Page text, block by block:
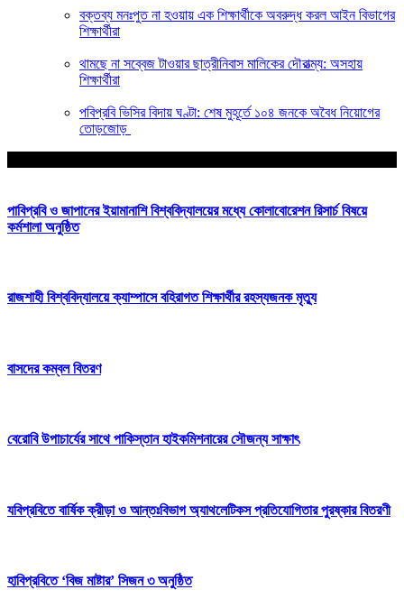
বক্তব্য মনঃপুত না হওয়ায় এক শিক্ষার্থীকে অবরুদ্ধ করল আইন বিভাগের
শিক্ষার্থীরা
থামছে না সব্বেজ টাওয়ার ছাত্রীনিবাস মালিকের দৌরাত্ম্য: অসহায়
শিক্ষার্থীরা
পবিপ্রবি ভিসির বিদায় ঘণ্টা: শেষ মুহূর্তে ১০৪ জনকে অবৈধ নিয়োগের
তোড়জোড়
পাবিপ্রবি ও জাপানের ইয়ামানাশি বিশ্ববিদ্যালয়ের মধ্যে কোলাবোরেশন রিসার্চ বিষয়ে
কর্মশালা অনুষ্ঠিত
রাজশাহী বিশ্ববিদ্যালয়ে ক্যাম্পাসে বহিরাগত শিক্ষার্থীর রহস্যজনক মৃত্যু
বাসদের কম্বল বিতরণ
বেরোবি উপাচার্যের সাথে পাকিস্তান হাইকমিশনারের সৌজন্য সাক্ষাৎ
যবিপ্রবিতে বার্ষিক ক্রীড়া ও আন্তঃবিভাগ অ্যাথলেটিকস প্রতিযোগিতার পুরষ্কার বিতরণী
হাবিপ্রবিতে ‘বিজ মাষ্টার’ সিজন ৩ অনুষ্ঠিত